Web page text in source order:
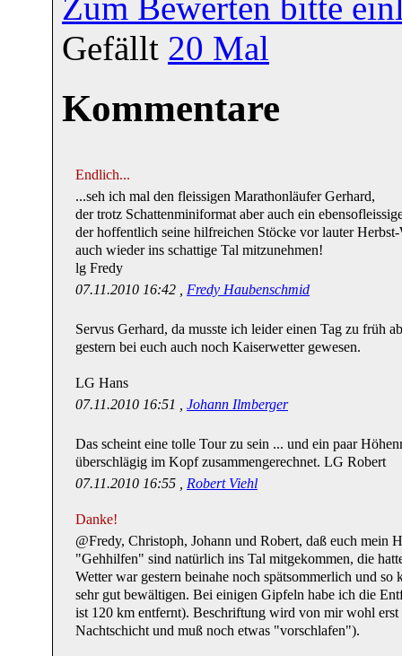
Gefällt 20 Mal
Kommentare
Endlich...
...seh ich mal den fleissigen Marathonläufer Gerhard,
der trotz Schattenminiformat aber auch ein
der hoffentlich seine hilfreichen Stöcke vor lauter
auch wieder ins schattige Tal mitzunehmen!
lg Fredy
07.11.2010 16:42 , Fredy Haubenschmid
Servus Gerhard, da musste ich leider einen Tag zu früh
gestern bei euch auch noch Kaiserwetter gewesen.
LG Hans
07.11.2010 16:51 , Johann Ilmberger
Das scheint eine tolle Tour zu sein ... und ein paar
überschlägig im Kopf zusammengerechnet. LG Robert
07.11.2010 16:55 , Robert Viehl
Danke!
@Fredy, Christoph, Johann und Robert, daß euch mein
"Gehhilfen" sind natürlich ins Tal mitgekommen, die
Wetter war gestern beinahe noch spätsommerlich und
sehr gut bewältigen. Bei einigen Gipfeln habe ich die
ist 120 km entfernt). Beschriftung wird von mir wohl erst
Nachtschicht und muß noch etwas "vorschlafen").